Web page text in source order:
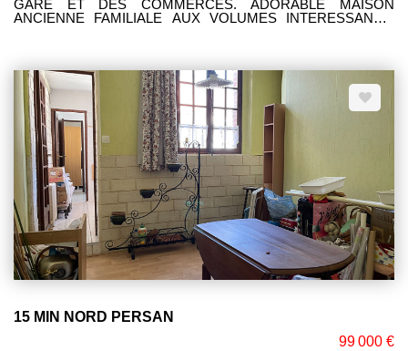
GARE ET DES COMMERCES. ADORABLE MAISON
ANCIENNE FAMILIALE AUX VOLUMES INTERESSANTS:
DEPENDANCE POSSIBILITE STUDIO. GARAGE SPACIEUX.
CAVE. JOLI TERRAIN DE 390 M² AVEC VASTE TERRASSE
SANS VIS A VIS. SES ATOUTS: SA PROXIMITE DES
COMMODITES, SON FORT POTENTIEL.
15 MIN NORD PERSAN
99 000 €